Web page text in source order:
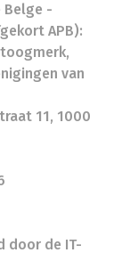
Belge -
APB):
van
11, 1000
door de IT-